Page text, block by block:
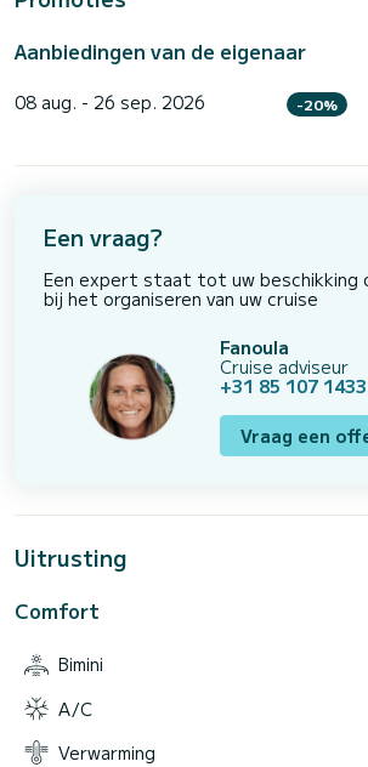
Aanbiedingen van de eigenaar
08 aug. - 26 sep. 2026 -20%
Een vraag?
Een expert staat tot uw beschikking
bij het organiseren van uw cruise
Fanoula
Cruise adviseur
+31 85 107 1433
Vraag een
Uitrusting
Comfort
Bimini
A/C
Verwarming